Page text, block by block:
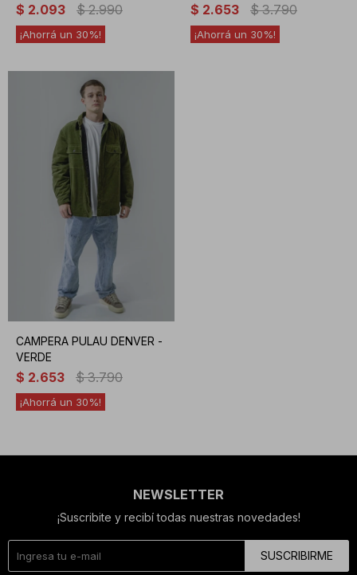
$ 2.093 $ 2.990
30
$ 2.653 $ 3.790
30
CAMPERA PULAU DENVER -
VERDE
$ 2.653 $ 3.790
30
NEWSLETTER
¡Suscribite y recibí todas nuestras novedades!
SUSCRIBIRME